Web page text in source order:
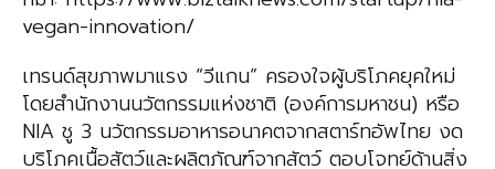
vegan-innovation/
เทรนด์สุขภาพมาแรง “วีแกน” ครองใจผู้บริโภคยุคใหม่
โดยสำนักงานนวัตกรรมแห่งชาติ (องค์การมหาชน) หรือ
NIA ชู 3 นวัตกรรมอาหารอนาคตจากสตาร์ทอัพไทย งด
บริโภคเนื้อสัตว์และผลิตภัณฑ์จากสัตว์ ตอบโจทย์ด้านสิ่ง